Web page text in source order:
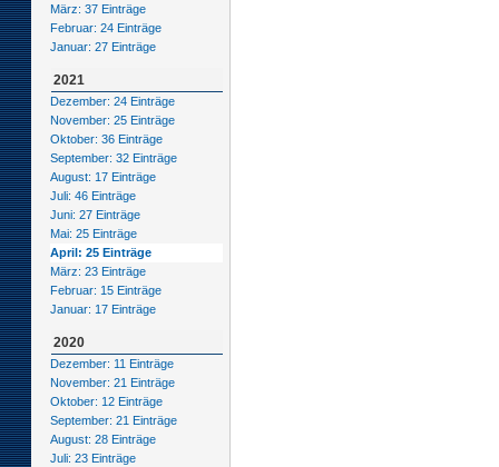
März: 37 Einträge
Februar: 24 Einträge
Januar: 27 Einträge
2021
Dezember: 24 Einträge
November: 25 Einträge
Oktober: 36 Einträge
September: 32 Einträge
August: 17 Einträge
Juli: 46 Einträge
Juni: 27 Einträge
Mai: 25 Einträge
April: 25 Einträge
März: 23 Einträge
Februar: 15 Einträge
Januar: 17 Einträge
2020
Dezember: 11 Einträge
November: 21 Einträge
Oktober: 12 Einträge
September: 21 Einträge
August: 28 Einträge
Juli: 23 Einträge